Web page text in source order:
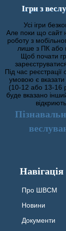
Ігри з
Усі ігри
Але поки що сайт
роботу з
лише з ПК або
Щоб почати
Під час
умовою є вказати
(10-12 або 13-16
буде вказано
Навігація
Про ШВСМ
Новини
Документи